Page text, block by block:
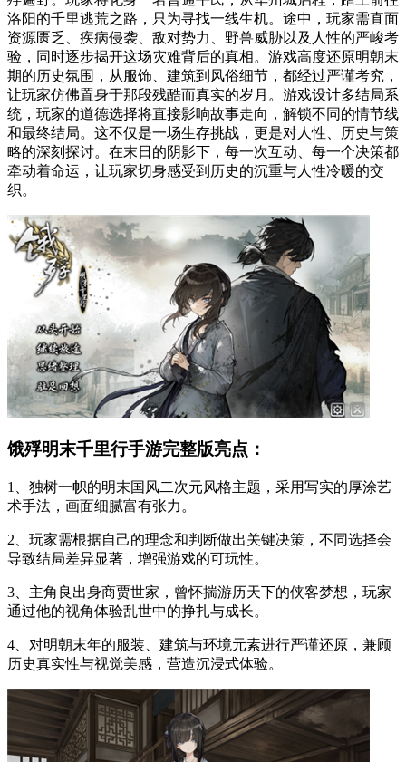
洛阳的千里逃荒之路，只为寻找一线生机。途中，玩家需直面
资源匮乏、疾病侵袭、敌对势力、野兽威胁以及人性的严峻考
验，同时逐步揭开这场灾难背后的真相。游戏高度还原明朝末
期的历史氛围，从服饰、建筑到风俗细节，都经过严谨考究，
让玩家仿佛置身于那段残酷而真实的岁月。游戏设计多结局系
统，玩家的道德选择将直接影响故事走向，解锁不同的情节线
和最终结局。这不仅是一场生存挑战，更是对人性、历史与策
略的深刻探讨。在末日的阴影下，每一次互动、每一个决策都
牵动着命运，让玩家切身感受到历史的沉重与人性冷暖的交
织。
饿殍明末千里行手游完整版亮点：
1、独树一帜的明末国风二次元风格主题，采用写实的厚涂艺
术手法，画面细腻富有张力。
2、玩家需根据自己的理念和判断做出关键决策，不同选择会
导致结局差异显著，增强游戏的可玩性。
3、主角良出身商贾世家，曾怀揣游历天下的侠客梦想，玩家
通过他的视角体验乱世中的挣扎与成长。
4、对明朝末年的服装、建筑与环境元素进行严谨还原，兼顾
历史真实性与视觉美感，营造沉浸式体验。